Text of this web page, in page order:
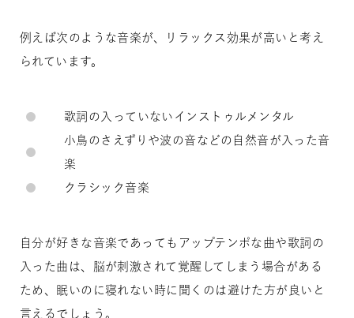
例えば次のような音楽が、リラックス効果が高いと考え
られています。
歌詞の入っていないインストゥルメンタル
小鳥のさえずりや波の音などの自然音が入った音
楽
クラシック音楽
自分が好きな音楽であってもアップテンポな曲や歌詞の
入った曲は、脳が刺激されて覚醒してしまう場合がある
ため、眠いのに寝れない時に聞くのは避けた方が良いと
言えるでしょう。